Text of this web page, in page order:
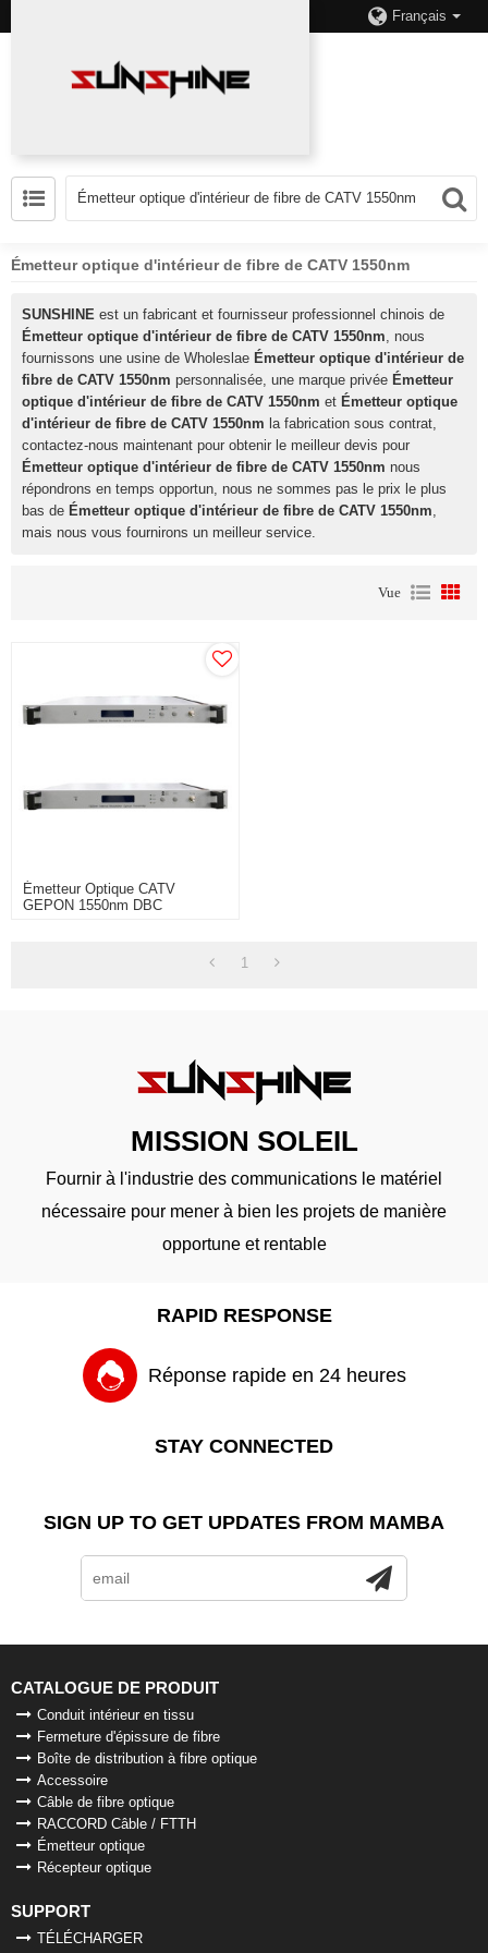
Français
Émetteur optique d'intérieur de fibre de CATV 1550nm
SUNSHINE est un fabricant et fournisseur professionnel chinois de
Émetteur optique d'intérieur de fibre de CATV 1550nm, nous
fournissons une usine de Wholeslae Émetteur optique d'intérieur de
fibre de CATV 1550nm personnalisée, une marque privée Émetteur
optique d'intérieur de fibre de CATV 1550nm et Émetteur optique
d'intérieur de fibre de CATV 1550nm la fabrication sous contrat,
contactez-nous maintenant pour obtenir le meilleur devis pour
Émetteur optique d'intérieur de fibre de CATV 1550nm nous
répondrons en temps opportun, nous ne sommes pas le prix le plus
bas de Émetteur optique d'intérieur de fibre de CATV 1550nm,
mais nous vous fournirons un meilleur service.
Vue
Émetteur Optique CATV
GEPON 1550nm DBC
1
MISSION SOLEIL
Fournir à l'industrie des communications le matériel
nécessaire pour mener à bien les projets de manière
opportune et rentable
RAPID RESPONSE
Réponse rapide en 24 heures
STAY CONNECTED
SIGN UP TO GET UPDATES FROM MAMBA
CATALOGUE DE PRODUIT
Conduit intérieur en tissu
Fermeture d'épissure de fibre
Boîte de distribution à fibre optique
Accessoire
Câble de fibre optique
RACCORD Câble / FTTH
Émetteur optique
Récepteur optique
SUPPORT
TÉLÉCHARGER